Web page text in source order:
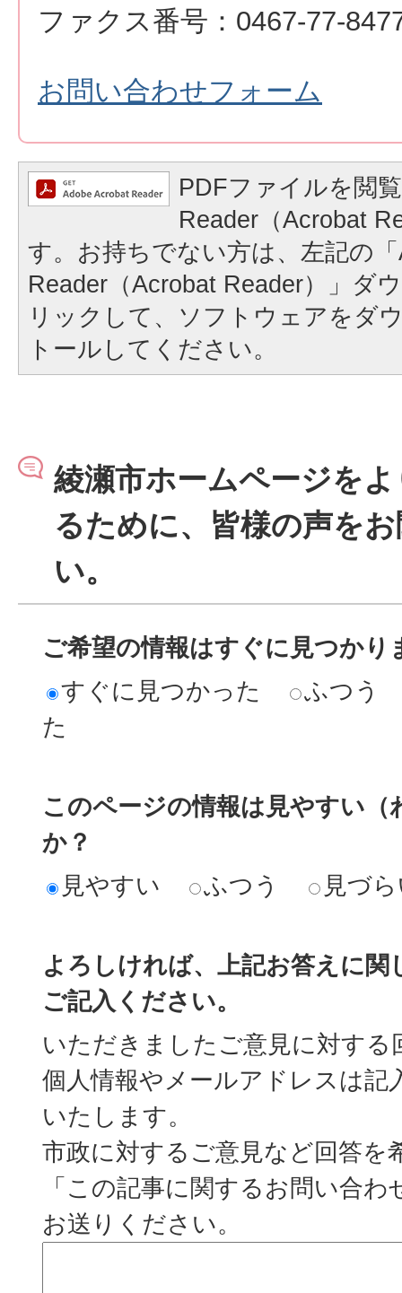
ファクス番号：0467-77-
お問い合わせフォーム
PDFファイルを閲
Reader（Acrobat
す。お持ちでない方は、左記の
Reader（Acrobat Reader）」ダ
リックして、ソフトウェアをダ
トールしてください。
綾瀬市ホームページを
るために、皆様の声を
い。
ご希望の情報はすぐに見つかり
すぐに見つかった
ふつう
た
このページの情報は見やすい
か？
見やすい
ふつう 見づ
よろしければ、上記お答えに関
ご記入ください。
いただきましたご意見に対する
個人情報やメールアドレスは記
いたします。
市政に対するご意見など回答を
「この記事に関するお問い合
お送りください。